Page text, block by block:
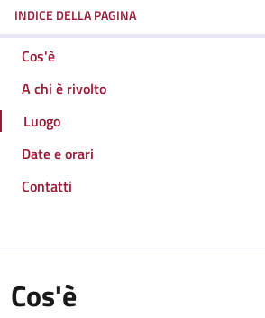
INDICE DELLA PAGINA
Cos'è
A chi è rivolto
Luogo
Date e orari
Contatti
Cos'è